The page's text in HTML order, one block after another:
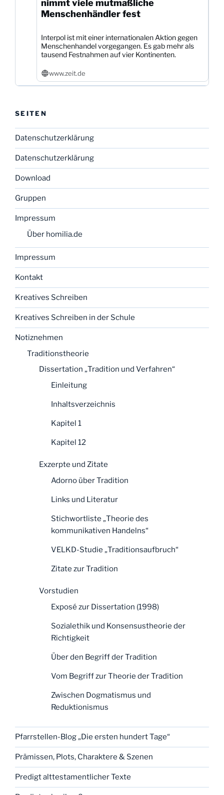
nimmt viele mutmaßliche
Menschenhändler fest
Interpol ist mit einer internationalen Aktion gegen
Menschenhandel vorgegangen. Es gab mehr als
tausend Festnahmen auf vier Kontinenten.
www.zeit.de
SEITEN
Datenschutzerklärung
Datenschutzerklärung
Download
Gruppen
Impressum
Über homilia.de
Impressum
Kontakt
Kreatives Schreiben
Kreatives Schreiben in der Schule
Notiznehmen
Traditionstheorie
Dissertation „Tradition und Verfahren“
Einleitung
Inhaltsverzeichnis
Kapitel 1
Kapitel 12
Exzerpte und Zitate
Adorno über Tradition
Links und Literatur
Stichwortliste „Theorie des
kommunikativen Handelns“
VELKD-Studie „Traditionsaufbruch“
Zitate zur Tradition
Vorstudien
Exposé zur Dissertation (1998)
Sozialethik und Konsensustheorie der
Richtigkeit
Über den Begriff der Tradition
Vom Begriff zur Theorie der Tradition
Zwischen Dogmatismus und
Reduktionismus
Pfarrstellen-Blog „Die ersten hundert Tage“
Prämissen, Plots, Charaktere & Szenen
Predigt alttestamentlicher Texte